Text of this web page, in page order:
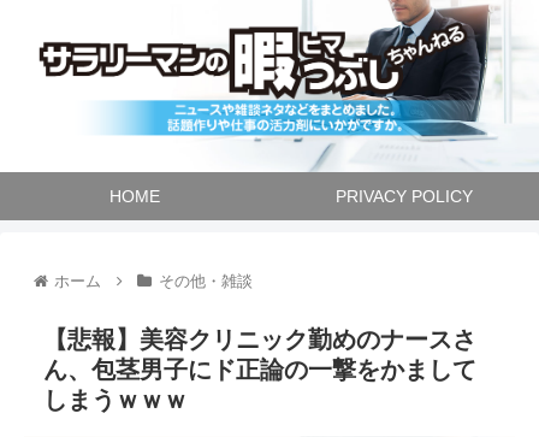
HOME PRIVACY POLICY
ホーム その他・雑談
【悲報】美容クリニック勤めのナースさ
ん、包茎男子にド正論の一撃をかまして
しまうｗｗｗ